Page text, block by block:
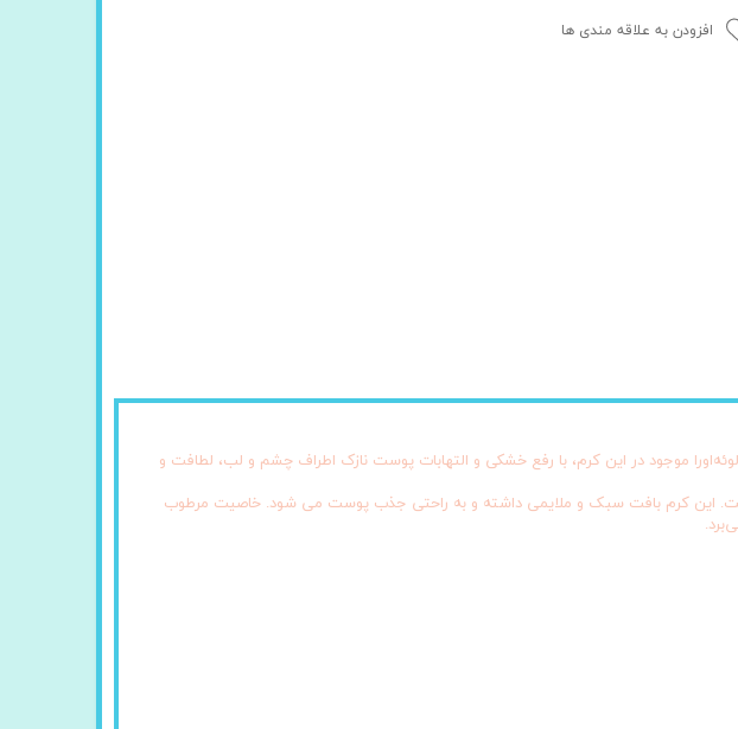
افزودن به علاقه مندی ها
موجود در این کرم، با رفع خشکی و التهابات پوست نازک اطراف چشم و لب، لطافت و
… است. این کرم بافت سبک و ملایمی داشته و به راحتی جذب پوست می شود. خاصیت مرطوب